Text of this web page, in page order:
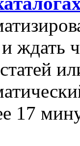
ждать
17